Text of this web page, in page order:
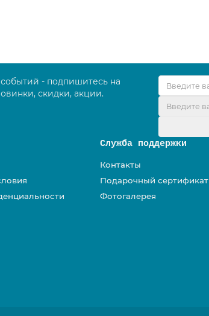
- подпишитесь на
скидки, акции.
Служба поддержки
Контакты
Подарочный сертификат
Фотогалерея